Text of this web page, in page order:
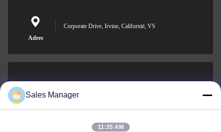
Adres
Corporate Drive, Irvine, Californië, VS
Sales Manager
11:35 AM